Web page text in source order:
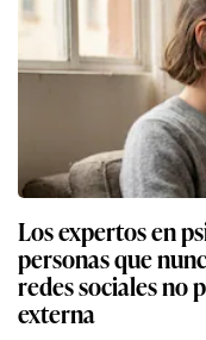
Los expertos en
personas que
redes sociales no
externa